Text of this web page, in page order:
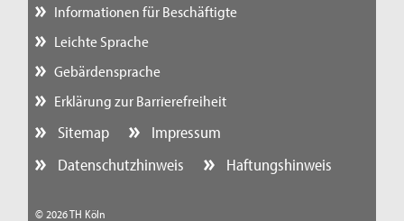
Informationen für Beschäftigte
Leichte Sprache
Gebärdensprache
Erklärung zur Barrierefreiheit
Sitemap
Impressum
Datenschutzhinweis
Haftungshinweis
© 2026 TH Köln